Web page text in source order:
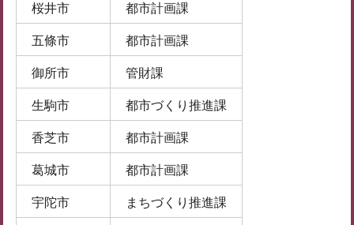
桜井市 都市計画課
五條市 都市計画課
御所市 管財課
生駒市 都市づくり推進課
香芝市 都市計画課
葛城市 都市計画課
宇陀市 まちづくり推進課